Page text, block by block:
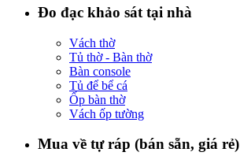
Đo đạc khảo sát tại nhà
Vách thờ
Tủ thờ - Bàn thờ
Bàn console
Tủ để bể cá
Ốp bàn thờ
Vách ốp tường
Mua về tự ráp (bán sẵn, giá rẻ)